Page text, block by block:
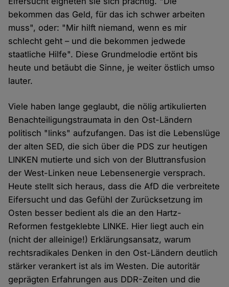
bekommen das Geld, für das ich schwer arbeiten
muss", oder: "Mir hilft niemand, wenn es mir
schlecht geht – und die bekommen jedwede
staatliche Hilfe". Diese Grundmelodie ertönt bis
heute und betäubt die Sinne, je weiter östlich umso
lauter.
Viele haben lange geglaubt, die nölig artikulierten
Benachteiligungstraumata in den Ost-Ländern
politisch "links" aufzufangen. Das ist die Lebenslüge
der alten SED, die sich über die PDS zur heutigen
LINKEN mutierte und sich von der Bluttransfusion
der West-Linken neue Lebensenergie versprach.
Heute stellt sich heraus, dass die AfD die verbreitete
Eifersucht und das Gefühl der Zurücksetzung im
Osten besser bedient als die an den Hartz-
Reformen festgeklebte LINKE. Hier liegt auch ein
(nicht der alleinige!) Erklärungsansatz, warum
rechtsradikales Denken in den Ost-Ländern deutlich
stärker verankert ist als im Westen. Die autoritär
geprägten Erfahrungen aus DDR-Zeiten und die